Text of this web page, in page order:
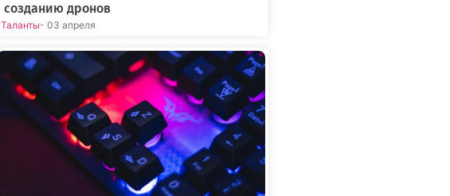
созданию дронов
Таланты- 03 апреля